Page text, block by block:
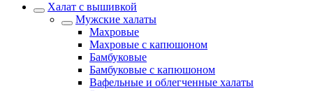
Халат с вышивкой
Мужские халаты
Махровые
Махровые с капюшоном
Бамбуковые
Бамбуковые с капюшоном
Вафельные и облегченные халаты